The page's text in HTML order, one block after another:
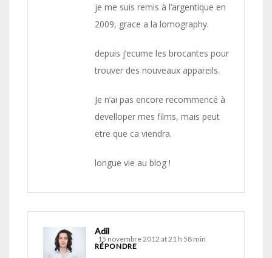
je me suis remis à l’argentique en
2009, grace a la lomography.
depuis j’ecume les brocantes pour
trouver des nouveaux appareils.
Je n’ai pas encore recommencé à
develloper mes films, mais peut
etre que ca viendra.
longue vie au blog !
Adil
15 novembre 2012 at 21 h 58 min
RÉPONDRE